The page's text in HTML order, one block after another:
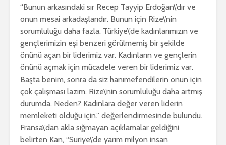
“Bunun arkasındaki sır Recep Tayyip Erdoğan\’dır ve
onun mesai arkadaşlarıdır. Bunun için Rize\’nin
sorumluluğu daha fazla. Türkiye\’de kadınlarımızın ve
gençlerimizin eşi benzeri görülmemiş bir şekilde
önünü açan bir liderimiz var. Kadınların ve gençlerin
önünü açmak için mücadele veren bir liderimiz var.
Başta benim, sonra da siz hanımefendilerin onun için
çok çalışması lazım. Rize\’nin sorumluluğu daha artmış
durumda. Neden? Kadınlara değer veren liderin
memleketi olduğu için.” değerlendirmesinde bulundu.
Fransa\’dan akla sığmayan açıklamalar geldiğini
belirten Kan, “Suriye\’de yarım milyon insan